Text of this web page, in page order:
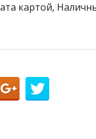
картой,